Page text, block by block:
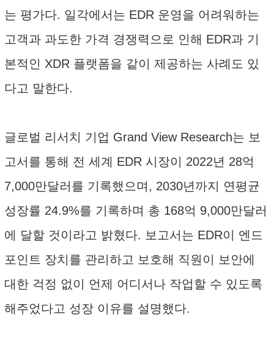
는 평가다. 일각에서는 EDR 운영을 어려워하는
고객과 과도한 가격 경쟁력으로 인해 EDR과 기
본적인 XDR 플랫폼을 같이 제공하는 사례도 있
다고 말한다.
글로벌 리서치 기업 Grand View Research는 보
고서를 통해 전 세계 EDR 시장이 2022년 28억
7,000만달러를 기록했으며, 2030년까지 연평균
성장률 24.9%를 기록하며 총 168억 9,000만달러
에 달할 것이라고 밝혔다. 보고서는 EDR이 엔드
포인트 장치를 관리하고 보호해 직원이 보안에
대한 걱정 없이 언제 어디서나 작업할 수 있도록
해주었다고 성장 이유를 설명했다.